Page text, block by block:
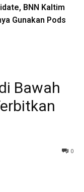
BNN Kaltim
Gunakan Pods